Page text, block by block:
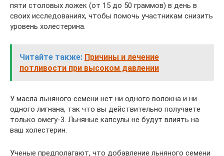
пяти столовых ложек (от 15 до 50 граммов) в день в
своих исследованиях, чтобы помочь участникам снизить
уровень холестерина.
Читайте также: Причины и лечение
потливости при высоком давлении
У масла льняного семени нет ни одного волокна и ни
одного лигнана, так что вы действительно получаете
только омегу-3. Льняные капсулы не будут влиять на
ваш холестерин.
Ученые предполагают, что добавление льняного семени